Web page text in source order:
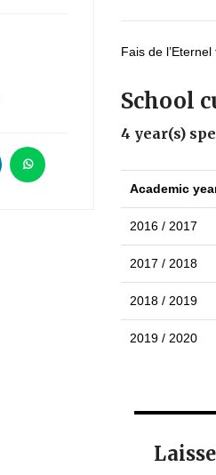
Fais de
School
4 year(s)
Academic
2016 / 2017
2017 / 2018
2018 / 2019
2019 / 2020